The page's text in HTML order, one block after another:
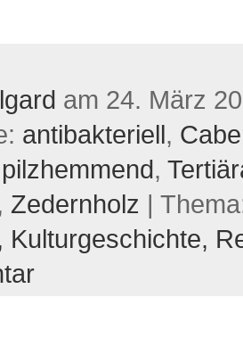
am 24. März
antibakteriell,
pilzhemmend,
Zedernholz |
Kulturgeschichte,